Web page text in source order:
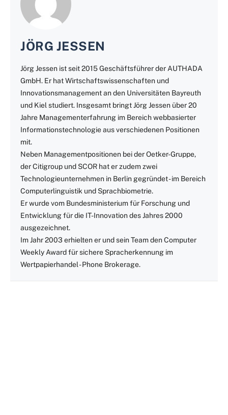
JÖRG JESSEN
Jörg Jessen ist seit 2015 Geschäftsführer der AUTHADA
GmbH. Er hat Wirtschaftswissenschaften und
Innovationsmanagement an den Universitäten Bayreuth
und Kiel studiert. Insgesamt bringt Jörg Jessen über 20
Jahre Managementerfahrung im Bereich webbasierter
Informationstechnologie aus verschiedenen Positionen
mit.
Neben Managementpositionen bei der Oetker-Gruppe,
der Citigroup und SCOR hat er zudem zwei
Technologieunternehmen in Berlin gegründet - im Bereich
Computerlinguistik und Sprachbiometrie.
Er wurde vom Bundesministerium für Forschung und
Entwicklung für die IT-Innovation des Jahres 2000
ausgezeichnet.
Im Jahr 2003 erhielten er und sein Team den Computer
Weekly Award für sichere Spracherkennung im
Wertpapierhandel - Phone Brokerage.